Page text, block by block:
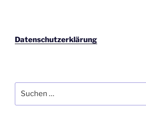
Datenschutzerklärung
nach: